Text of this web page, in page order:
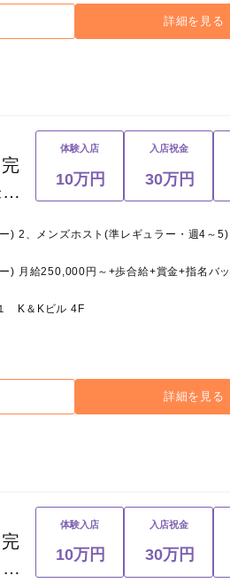
詳細を見る
体験入店
10万円
入店祝金
30万円
K＆Kビル 4F
詳細を見る
体験入店
10万円
入店祝金
30万円